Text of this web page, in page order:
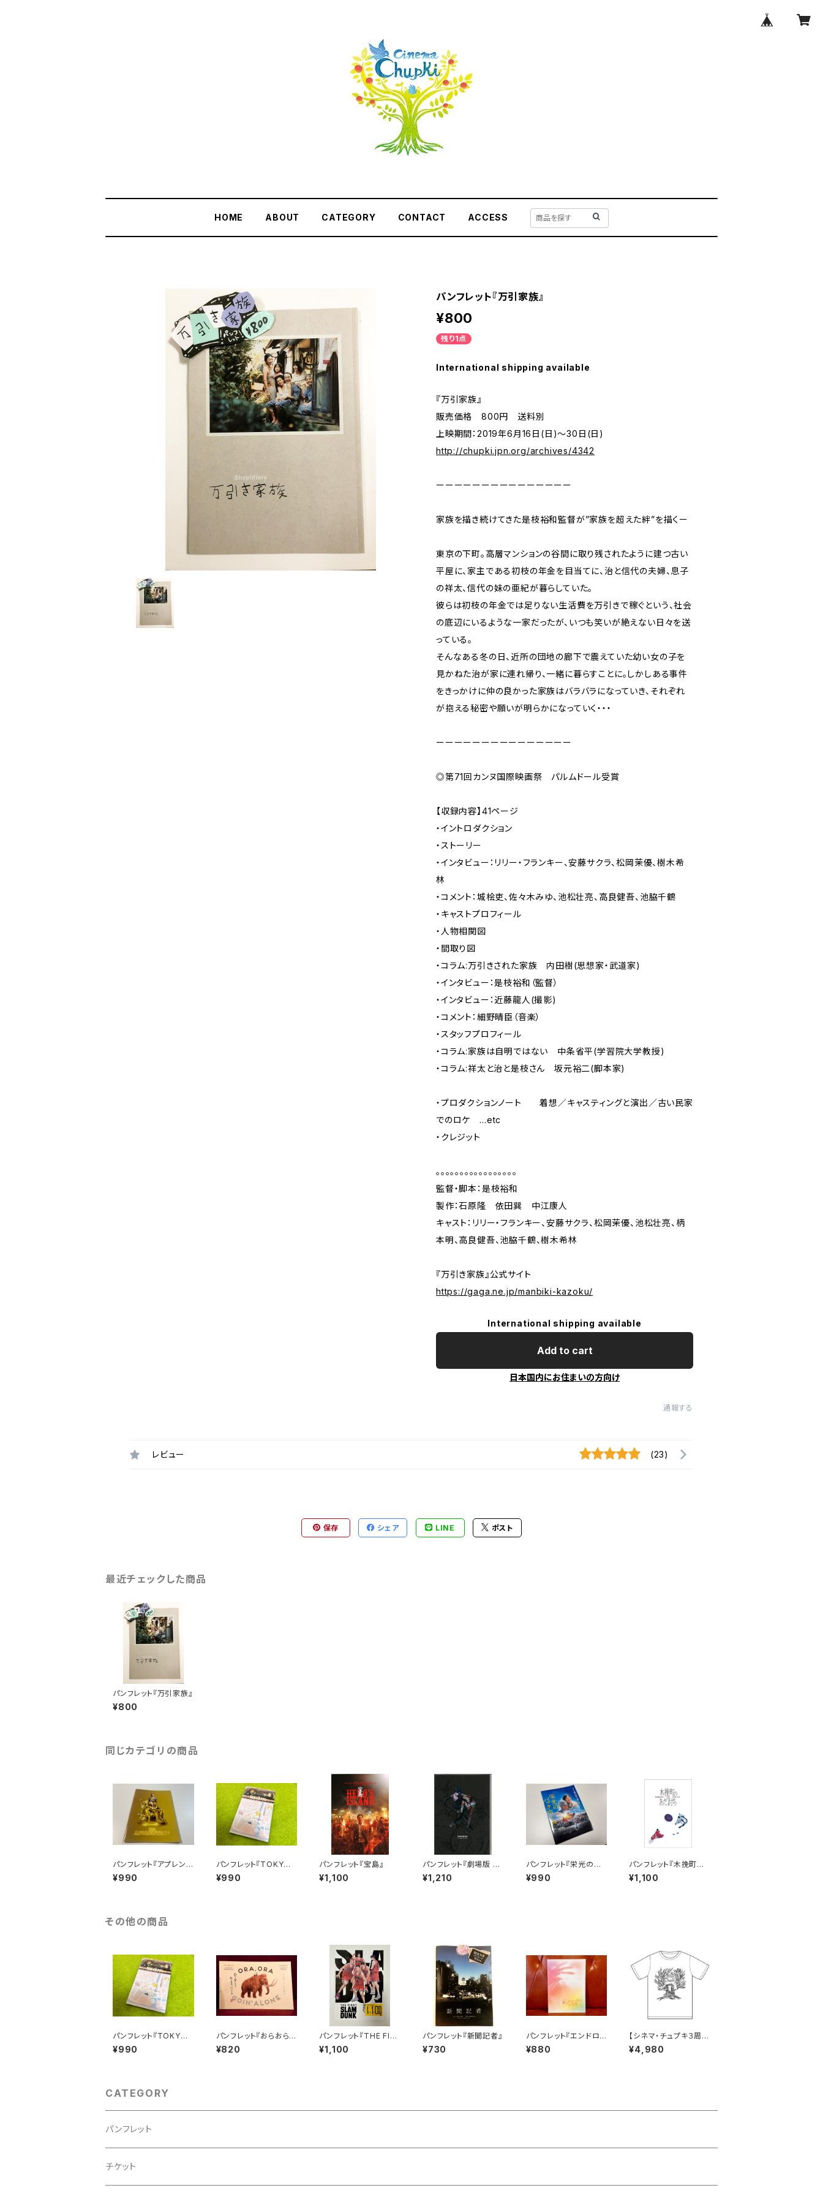
HOME ABOUT CATEGORY CONTACT ACCESS
パンフレット『万引家族』
¥800
残り1点
International shipping available
『万引家族』
販売価格 800円 送料別
上映期間：2019年6月16日(日)～30日(日)
http://chupki.jpn.org/archives/4342
ーーーーーーーーーーーーーーー
家族を描き続けてきた是枝裕和監督が”家族を超えた絆”を描くー
東京の下町。高層マンションの谷間に取り残されたように建つ古い
平屋に、家主である初枝の年金を目当てに、治と信代の夫婦、息子
の祥太、信代の妹の亜紀が暮らしていた。
彼らは初枝の年金では足りない生活費を万引きで稼ぐという、社会
の底辺にいるような一家だったが、いつも笑いが絶えない日々を送
っている。
そんなある冬の日、近所の団地の廊下で震えていた幼い女の子を
見かねた治が家に連れ帰り、一緒に暮らすことに。しかしある事件
をきっかけに仲の良かった家族はバラバラになっていき、それぞれ
が抱える秘密や願いが明らかになっていく・・・
ーーーーーーーーーーーーーーー
◎第71回カンヌ国際映画祭 パルムドール受賞
【収録内容】41ページ
・イントロダクション
・ストーリー
・インタビュー：リリー・フランキー、安藤サクラ、松岡茉優、樹木希
林
・コメント：城桧吏、佐々木みゆ、池松壮亮、高良健吾、池脇千鶴
・キャストプロフィール
・人物相関図
・間取り図
・コラム:万引きされた家族 内田樹(思想家・武道家)
・インタビュー：是枝裕和（監督）
・インタビュー：近藤龍人(撮影)
・コメント：細野晴臣（音楽）
・スタッフプロフィール
・コラム:家族は自明ではない 中条省平(学習院大学教授)
・コラム:祥太と治と是枝さん 坂元裕二(脚本家)
・プロダクションノート 着想／キャスティングと演出／古い民家
でのロケ …etc
・クレジット
。。。。。。。。。。。。。。。。。
監督・脚本：是枝裕和
製作：石原隆 依田巽 中江康人
キャスト：リリー・フランキー、安藤サクラ、松岡茉優、池松壮亮、柄
本明、高良健吾、池脇千鶴、樹木希林
『万引き家族』公式サイト
https://gaga.ne.jp/manbiki-kazoku/
International shipping available
Add to cart
日本国内にお住まいの方向け
通報する
レビュー (23)
保存 シェア LINE ポスト
最近チェックした商品
パンフレット『万引家族』
¥800
同じカテゴリの商品
パンフレット『アプレンテ
ィス：ドナルド・トランプ
の創り方』
¥990
パンフレット『TOKYOタ
クシー』
¥990
パンフレット『宝島』
¥1,100
パンフレット『劇場版 チ
ェンソーマン レゼ篇』
¥1,210
パンフレット『栄光のバッ
クホーム』
¥990
パンフレット『木挽町の
あだ討ち』
¥1,100
その他の商品
パンフレット『TOKYOタ
クシー』
¥990
パンフレット『おらおらで
ひとりいぐも』
¥820
パンフレット『THE FIR
ST SLAM DUNK』
¥1,100
パンフレット『新聞記者』
¥730
パンフレット『エンドロ
ールのつづき』
¥880
【シネマ・チュプキ３周年
記念Tシャツ】
¥4,980
CATEGORY
パンフレット
チケット